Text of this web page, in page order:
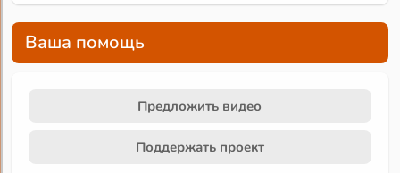
Ваша помощь
Предложить видео
Поддержать проект